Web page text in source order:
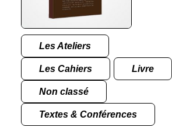
Les Ateliers
Les Cahiers Livre
Non classé
Textes & Conférences